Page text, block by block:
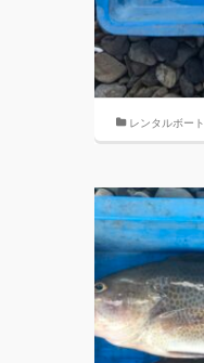
レンタルボート